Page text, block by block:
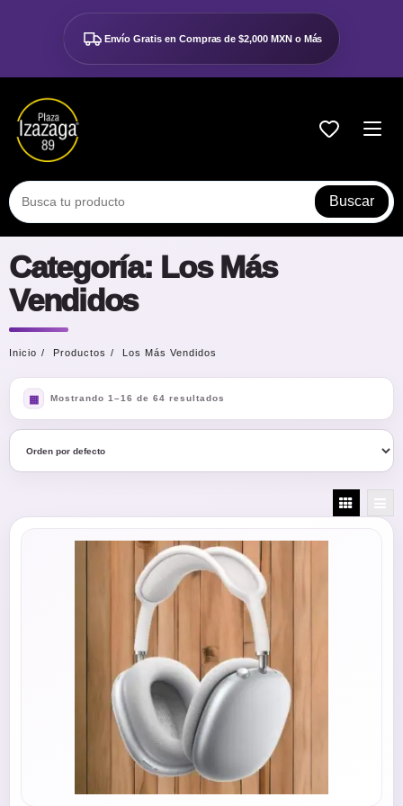
contenido
Envío Gratis en Compras de$2,000 MXN o Más
Buscar
Categoría: Los Más
Vendidos
Inicio Productos Los Más Vendidos
Mostrando 1–16 de 64 resultados